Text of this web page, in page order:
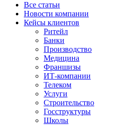
Все статьи
Новости компании
Кейсы клиентов
Ритейл
Банки
Производство
Медицина
Франшизы
ИТ-компании
Телеком
Услуги
Строительство
Госструктуры
Школы